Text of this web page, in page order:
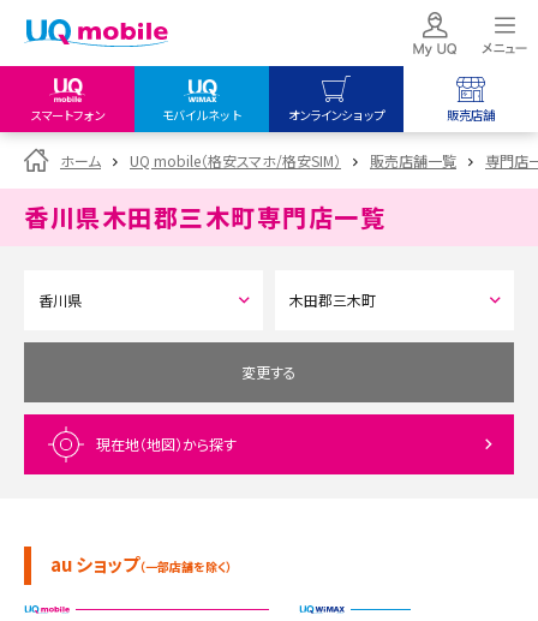
スマートフォン モバイルネット オンラインショップ 販売店舗
my UQ WiMAX
UQ WiMAX ご契約の方
My UQ mobile
データチャージサイト
UQ mobile
オンラインショップ
UQ WiMAX
UQ mobile
販売店舗
UQ WiMAX
ホーム UQ mobile（格安スマホ/格安SIM） 販売店舗一覧 専門店
香川県木田郡三木町専門店一覧
変更する
現在地（地図）から探す
au ショップ（一部店舗を除く）